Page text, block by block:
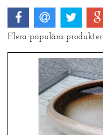
Flera populära produkter